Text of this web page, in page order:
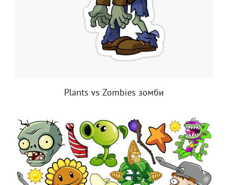
Plants vs Zombies зомби